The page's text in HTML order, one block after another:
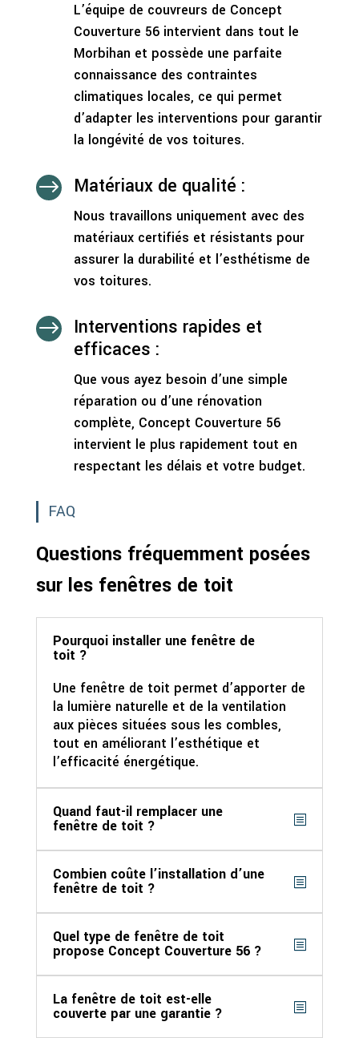
L’équipe de couvreurs de Concept
Couverture 56 intervient dans tout le
Morbihan et possède une parfaite
connaissance des contraintes
climatiques locales, ce qui permet
d’adapter les interventions pour garantir
la longévité de vos toitures.
$ Matériaux de qualité :
Nous travaillons uniquement avec des
matériaux certifiés et résistants pour
assurer la durabilité et l’esthétisme de
vos toitures.
$ Interventions rapides et
efficaces :
Que vous ayez besoin d’une simple
réparation ou d’une rénovation
complète, Concept Couverture 56
intervient le plus rapidement tout en
respectant les délais et votre budget.
FAQ
Questions fréquemment posées
sur les fenêtres de toit
Pourquoi installer une fenêtre de
toit ?
Une fenêtre de toit permet d’apporter de
la lumière naturelle et de la ventilation
aux pièces situées sous les combles,
tout en améliorant l’esthétique et
l’efficacité énergétique.
Quand faut-il remplacer une
fenêtre de toit ?
Combien coûte l’installation d’une
fenêtre de toit ?
Quel type de fenêtre de toit
propose Concept Couverture 56 ?
La fenêtre de toit est-elle
couverte par une garantie ?